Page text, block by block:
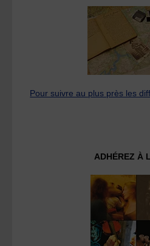
Pour suivre au plus près les
ADHÉREZ À